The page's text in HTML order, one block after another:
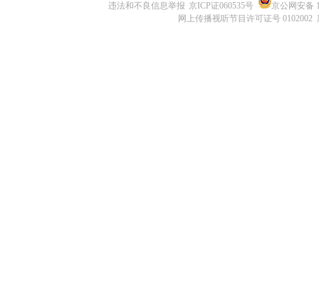
违法和不良信息举报 京ICP证060535号
京公网安备
网上传播视听节目许可证号 0102002